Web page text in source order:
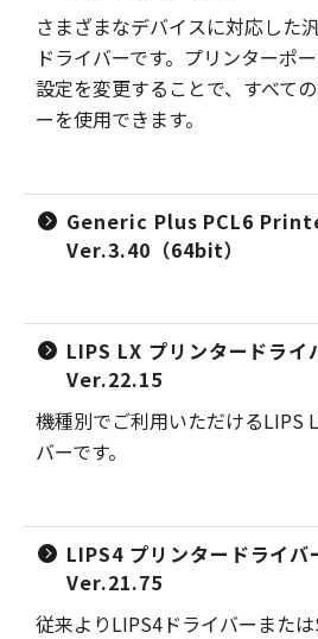
さまざまなデバイスに対応した
ドライバーです。プリンターポ
設定を変更することで、すべて
ーを使用できます。
Generic Plus PCL6
Ver.3.40（64bit）
LIPS LX プリンタードライ
Ver.22.15
機種別でご利用いただけるLIPS
バーです。
LIPS4 プリンタードライバ
Ver.21.75
従来よりLIPS4ドライバーまた